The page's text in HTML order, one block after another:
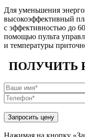
Для уменьшения
высокоэффективный
с эффективностью до
помощью пульта
и температуры
ПОЛУЧИТЬ
Нажимая на кнопку